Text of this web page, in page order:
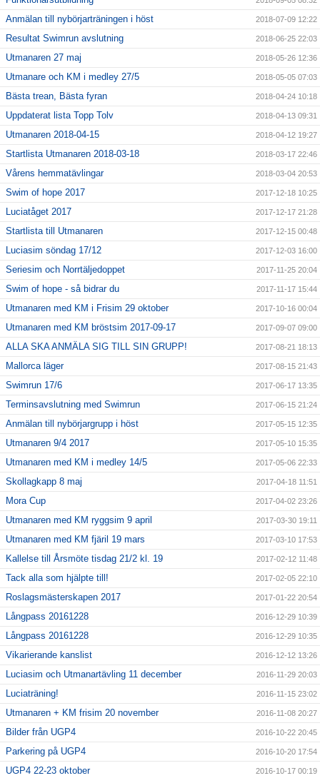
Anmälan till nybörjarträningen i höst 2018-07-09 12:22
Resultat Swimrun avslutning 2018-06-25 22:03
Utmanaren 27 maj 2018-05-26 12:36
Utmanare och KM i medley 27/5 2018-05-05 07:03
Bästa trean, Bästa fyran 2018-04-24 10:18
Uppdaterat lista Topp Tolv 2018-04-13 09:31
Utmanaren 2018-04-15 2018-04-12 19:27
Startlista Utmanaren 2018-03-18 2018-03-17 22:46
Vårens hemmatävlingar 2018-03-04 20:53
Swim of hope 2017 2017-12-18 10:25
Luciatåget 2017 2017-12-17 21:28
Startlista till Utmanaren 2017-12-15 00:48
Luciasim söndag 17/12 2017-12-03 16:00
Seriesim och Norrtäljedoppet 2017-11-25 20:04
Swim of hope - så bidrar du 2017-11-17 15:44
Utmanaren med KM i Frisim 29 oktober 2017-10-16 00:04
Utmanaren med KM bröstsim 2017-09-17 2017-09-07 09:00
ALLA SKA ANMÄLA SIG TILL SIN GRUPP! 2017-08-21 18:13
Mallorca läger 2017-08-15 21:43
Swimrun 17/6 2017-06-17 13:35
Terminsavslutning med Swimrun 2017-06-15 21:24
Anmälan till nybörjargrupp i höst 2017-05-15 12:35
Utmanaren 9/4 2017 2017-05-10 15:35
Utmanaren med KM i medley 14/5 2017-05-06 22:33
Skollagkapp 8 maj 2017-04-18 11:51
Mora Cup 2017-04-02 23:26
Utmanaren med KM ryggsim 9 april 2017-03-30 19:11
Utmanaren med KM fjäril 19 mars 2017-03-10 17:53
Kallelse till Årsmöte tisdag 21/2 kl. 19 2017-02-12 11:48
Tack alla som hjälpte till! 2017-02-05 22:10
Roslagsmästerskapen 2017 2017-01-22 20:54
Långpass 20161228 2016-12-29 10:39
Långpass 20161228 2016-12-29 10:35
Vikarierande kanslist 2016-12-12 13:26
Luciasim och Utmanartävling 11 december 2016-11-29 20:03
Luciaträning! 2016-11-15 23:02
Utmanaren + KM frisim 20 november 2016-11-08 20:27
Bilder från UGP4 2016-10-22 20:45
Parkering på UGP4 2016-10-20 17:54
UGP4 22-23 oktober 2016-10-17 00:19